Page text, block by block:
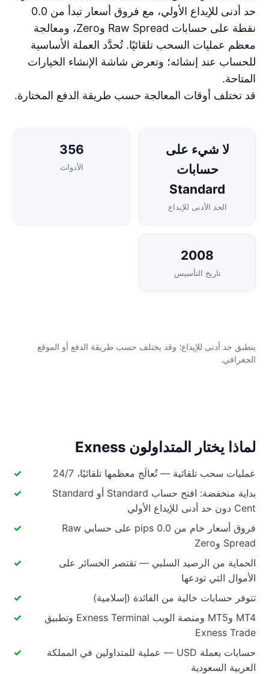
حد أدنى للإيداع الأولي، مع فروق أسعار تبدأ من 0.0
نقطة على حسابات Raw Spread وZero، ومعالجة
معظم عمليات السحب تلقائيًا. تُحدَّد العملة الأساسية
للحساب عند إنشائه؛ وتعرض شاشة الإنشاء الخيارات
المتاحة.
قد تختلف أوقات المعالجة حسب طريقة الدفع المختارة.
لا شيء على
حسابات
Standard
الحد الأدنى للإيداع
356
الأدوات
2008
تاريخ التأسيس
ينطبق حد أدنى للإيداع؛ وقد يختلف حسب طريقة الدفع أو الموقع
الجغرافي.
لماذا يختار المتداولون Exness
عمليات سحب تلقائية — تُعالَج معظمها تلقائيًا، 24/7
بداية منخفضة: افتح حساب Standard أو Standard
Cent دون حد أدنى للإيداع الأولي
فروق أسعار خام من 0.0 pips على حسابي Raw
Spread وZero
الحماية من الرصيد السلبي — تقتصر الخسائر على
الأموال التي تودعها
تتوفر حسابات خالية من الفائدة (إسلامية)
MT4 وMT5 ومنصة الويب Exness Terminal وتطبيق
Exness Trade
حسابات بعملة USD — عملية للمتداولين في المملكة
العربية السعودية